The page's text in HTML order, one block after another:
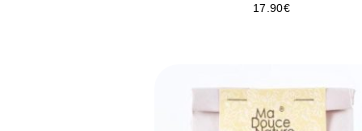
17.90€